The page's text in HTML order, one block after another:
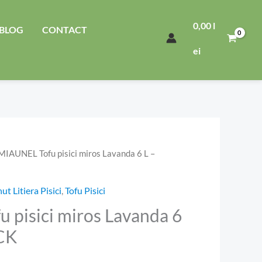
BLOG
CONTACT
0,00 l
ei
Tofu pisici miros Lavanda 6 L –
Litiera Pisici ,Tofu Pisici
pisici miros Lavanda 6
Prețul
este:
22,49 lei.